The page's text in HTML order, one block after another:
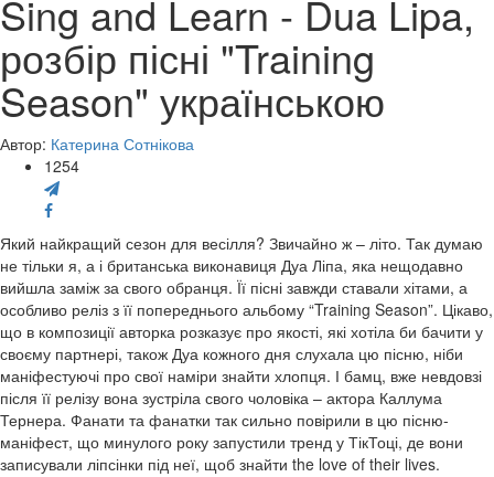
Sing and Learn - Dua Lipa,
розбір пісні "Training
Season" українською
Автор: Катерина Сотнікова
1254
Який найкращий сезон для весілля? Звичайно ж – літо. Так думаю
не тільки я, а і британська виконавиця Дуа Ліпа, яка нещодавно
вийшла заміж за свого обранця. Її пісні завжди ставали хітами, а
особливо реліз з її попереднього альбому “Training Season”. Цікаво,
що в композиції авторка розказує про якості, які хотіла би бачити у
своєму партнері, також Дуа кожного дня слухала цю пісню, ніби
маніфестуючі про свої наміри знайти хлопця. І бамц, вже невдовзі
після її релізу вона зустріла свого чоловіка – актора Каллума
Тернера. Фанати та фанатки так сильно повірили в цю пісню-
маніфест, що минулого року запустили тренд у ТікТоці, де вони
записували ліпсінки під неї, щоб знайти the love of their lives.